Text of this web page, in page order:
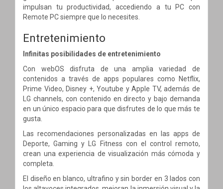
impulsan tu productividad, accediendo a tu PC con
Remote PC siempre que lo necesites.
Entretenimiento
Infinitas posibilidades de entretenimiento
Con webOS disfruta de una amplia variedad de
contenidos a través de apps populares como Netflix,
Prime Video, Disney +, Youtube y Apple TV, además de
LG channels, con contenido en directo y bajo demanda
en un único espacio para que disfrutes de lo que más te
gusta.
Las recomendaciones personalizadas en las apps de
Deporte, Gaming y LG Fitness con el control remoto,
crean una experiencia de visualización más cómoda y
completa.
El diseño en blanco, ultrafino y sin border en 3 lados con